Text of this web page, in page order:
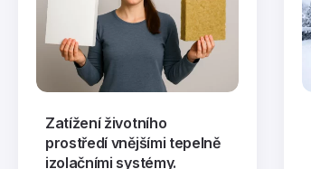
Zatížení životního
prostředí vnějšími tepelně
izolačními systémy.